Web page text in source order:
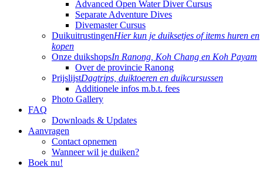
Advanced Open Water Diver Cursus
Separate Adventure Dives
Divemaster Cursus
DuikuitrustingenHier kun je duiksetjes of items huren en
kopen
Onze duikshopsIn Ranong, Koh Chang en Koh Payam
Over de provincie Ranong
PrijslijstDagtrips, duiktoeren en duikcursussen
Additionele infos m.b.t. fees
Photo Gallery
FAQ
Downloads & Updates
Aanvragen
Contact opnemen
Wanneer wil je duiken?
Boek nu!